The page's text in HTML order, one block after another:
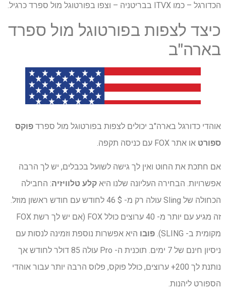
הכדורגל – כמו ITVX בבריטניה – וצפו בפורטוגל מול ספרד כרגיל.
כיצד לצפות בפורטוגל מול ספרד
בארה"ב
אוהדי כדורגל בארה"ב יכולים לצפות בפורטוגל מול ספרד פוקס
ספורט או אתר FOX עם כניסה תקפה.
אם חתכת את החוט ואין לך גישה לשועל בכבלים, יש לך הרבה
אפשרויות. הבחירה העליונה שלנו היא קלע טלוויזיה: החבילה
הכחולה של Sling עולה רק מ- $ 46 לחודש עם חודש ראשון מוזל.
זה מגיע עם יותר מ- 40 ערוצים כולל FOX (אם יש לך רשת FOX
מקומית ב- SLING).
פובו היא אפשרות נוספת וזמינה לנסות עם
ניסיון חינם של 7 ימים. תוכנית ה- Pro עולה 85 דולר לחודש אך
נותנת לך 200+ ערוצים, כולל פוקס, פלוס הרבה יותר עבור אוהדי
הספורט ליהנות.